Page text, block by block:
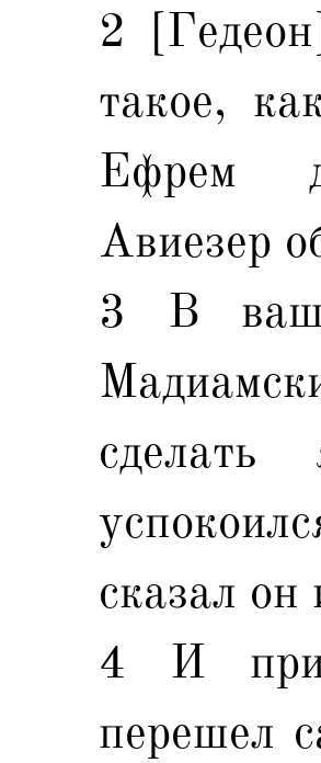
2
такое,
Ефрем
Авиезер
3 В
сказал он
4 И
перешел